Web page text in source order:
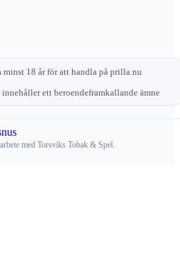
minst 18 år för att handla på prilla.nu
ett beroendeframkallande ämne
med Torsviks Tobak & Spel.